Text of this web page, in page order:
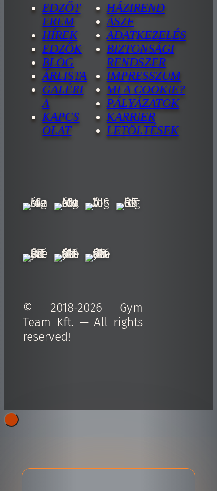
EDZŐT
EREM
HÍREK
EDZŐK
BLOG
ÁRLISTA
GALÉRI
A
KAPCS
OLAT
HÁZIREND
ÁSZF
ADATKEZELÉS
BIZTONSÁGI
RENDSZER
IMPRESSZUM
MI A COOKIE?
PÁLYÁZATOK
KARRIER
LETÖLTÉSEK
© 2018-2026 Gym
Team Kft. — All rights
reserved!